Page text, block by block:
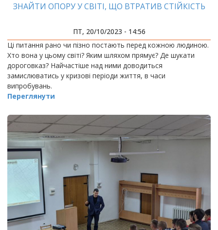
ЗНАЙТИ ОПОРУ У СВІТІ, ЩО ВТРАТИВ СТІЙКІСТЬ
ПТ, 20/10/2023 - 14:56
Ці питання рано чи пізно постають перед кожною людиною.
Хто вона у цьому світі? Яким шляхом прямує? Де шукати
дороговказ? Найчастіше над ними доводиться
замислюватись у кризові періоди життя, в часи
випробувань.
Переглянути